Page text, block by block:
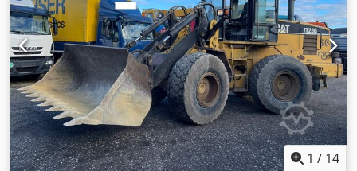
1 / 14